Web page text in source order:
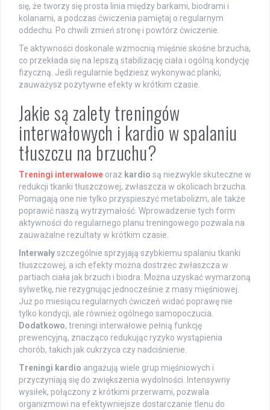
się, że tworzy się prosta linia między barkami, biodrami i
kolanami, a podczas ćwiczenia pamiętaj o regularnym
oddechu. Po chwili zmień stronę i powtórz ćwiczenie.
Te aktywności doskonale wzmocnią mięśnie skośne brzucha,
co przekłada się na lepszą stabilizację ciała i ogólną kondycję
fizyczną. Jeśli regularnie będziesz wykonywać planki,
zauważysz pozytywne efekty w krótkim czasie.
Jakie są zalety treningów
interwałowych i kardio w spalaniu
tłuszczu na brzuchu?
Treningi interwałowe oraz kardio są niezwykle skuteczne w
redukcji tkanki tłuszczowej, zwłaszcza w okolicach brzucha.
Pomagają one nie tylko przyspieszyć metabolizm, ale także
poprawić naszą wytrzymałość. Wprowadzenie tych form
aktywności do regularnego planu treningowego pozwala na
zauważalne rezultaty w krótkim czasie.
Interwałyszczególnie sprzyjają szybkiemu spalaniu tkanki
tłuszczowej, a ich efekty można dostrzec zwłaszcza w
partiach ciała jak brzuch i biodra. Można uzyskać wymarzoną
sylwetkę, nie rezygnując jednocześnie z masy mięśniowej.
Już po miesiącu regularnych ćwiczeń widać poprawę nie
tylko kondycji, ale również ogólnego samopoczucia.
Dodatkowo, treningi interwałowe pełnią funkcję
prewencyjną, znacząco redukując ryzyko wystąpienia
chorób, takich jak cukrzyca czy nadciśnienie.
Treningi kardio angażują wiele grup mięśniowych i
przyczyniają się do zwiększenia wydolności. Intensywny
wysiłek, połączony z krótkimi przerwami, pozwala
organizmowi na efektywniejsze dostarczanie tlenu do